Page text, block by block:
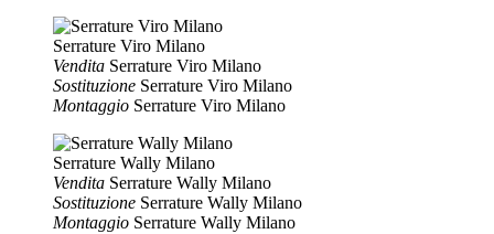
Serrature Viro Milano
Vendita Serrature Viro Milano
Sostituzione Serrature Viro Milano
Montaggio Serrature Viro Milano
Serrature Wally Milano
Vendita Serrature Wally Milano
Sostituzione Serrature Wally Milano
Montaggio Serrature Wally Milano